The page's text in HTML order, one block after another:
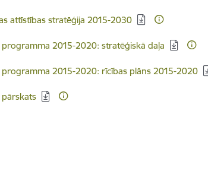
attīstības stratēģija 2015-2030
programma 2015-2020: stratēģiskā daļa
programma 2015-2020: rīcības plāns 2015-2020